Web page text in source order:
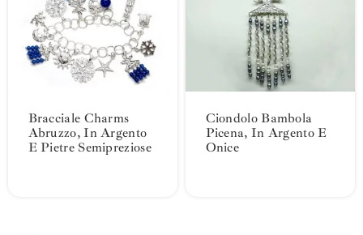
Bracciale Charms
Abruzzo, In Argento
E Pietre Semipreziose
Ciondolo Bambola
Picena, In Argento E
Onice